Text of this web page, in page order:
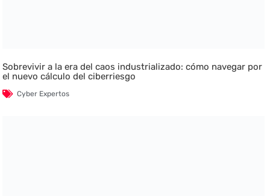
Sobrevivir a la era del caos industrializado: cómo navegar por
el nuevo cálculo del ciberriesgo
Cyber Expertos